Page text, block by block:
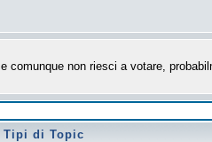
non riesci a votare,
Tipi di Topic